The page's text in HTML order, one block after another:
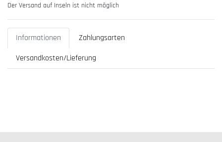
Der Versand auf Inseln ist nicht möglich
Informationen
Zahlungsarten
Versandkosten/Lieferung